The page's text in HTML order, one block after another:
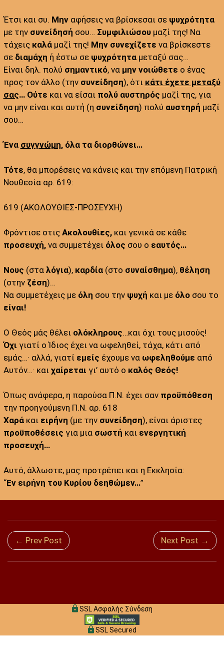
Έτσι και συ. Μηναφήσεις να βρίσκεσαι σε ψυχρότητα
με την συνείδησή σου… Συμφιλιώσουμαζί της! Να
τάχεις καλάμαζί της! Μην συνεχίζετε να βρίσκεστε
σε διαμάχη ή ἐστω σε ψυχρότηταμεταξύ σας…
Είναι δηλ. πολύ σημαντικό, να μην νοιώθετε ο ένας
προς τον άλλο (την συνείδηση), ότι κάτι έχετε μεταξύ
σας… Ούτε και να είσαι πολύ αυστηρός μαζί της, για
να μην είναι και αυτή (η συνείδηση) πολύ αυστηρή μαζί
σου…
Ένα συγγνώμη, όλα τα διορθώνει…
Τότε, θα μπορέσεις να κάνεις και την επόμενη Πατρική
Νουθεσία αρ. 619:
619 (ΑΚΟΛΟΥΘΙΕΣ-ΠΡΟΣΕΥΧΗ)
Φρόντισε στις Ακολουθίες,και γενικά σε κάθε
προσευχή,να συμμετέχει όλος σου ο εαυτός…
Νους (στα λόγια), καρδία (στο συναίσθημα), θέληση
(στην ζέση)…
Να συμμετέχεις με όλη σου την ψυχή και με όλοσου το
είναι!
Ο Θεός μάς θέλει ολόκληρους…και όχι τους μισούς!
Όχι γιατί ο Ίδιος έχει να ωφεληθεί, τάχα, κάτι από
εμάς…· αλλά, γιατί εμείς έχουμε να ωφεληθούμε από
Αυτόν…· και χαίρεται γι’ αυτό ο καλός Θεός!
Όπως ανάφερα, η παρούσα Π.Ν. έχει σαν προϋπόθεση
την προηγούμενη Π.Ν. αρ. 618
Χαρά και ειρήνη (με την συνείδηση), είναι άριστες
προϋποθέσεις για μια σωστή και ενεργητική
προσευχή…
Αυτό, άλλωστε, μας προτρέπει και η Εκκλησία:
“Εν ειρήνη του Κυρίου δεηθώμεν…”
← Prev Post Next Post →
SSL Ασφαλής Σύνδεση
SSL Secured